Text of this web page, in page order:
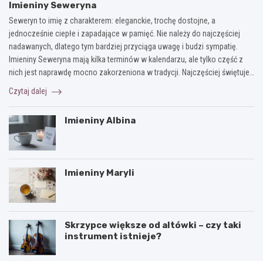
Imieniny Seweryna
Seweryn to imię z charakterem: eleganckie, trochę dostojne, a
jednocześnie ciepłe i zapadające w pamięć. Nie należy do najczęściej
nadawanych, dlatego tym bardziej przyciąga uwagę i budzi sympatię.
Imieniny Seweryna mają kilka terminów w kalendarzu, ale tylko część z
nich jest naprawdę mocno zakorzeniona w tradycji. Najczęściej świętuje…
Czytaj dalej
Imieniny Albina
Imieniny Maryli
Skrzypce większe od altówki – czy taki
instrument istnieje?